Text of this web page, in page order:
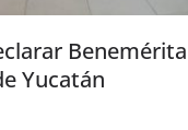
Yucatán